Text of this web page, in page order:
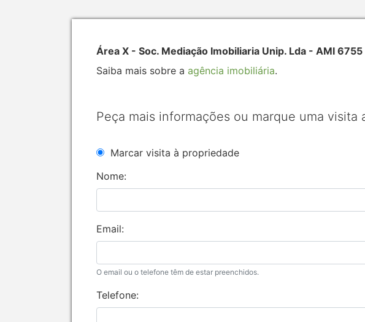
Área X - Soc. Mediação Imobiliaria Unip. Lda - AMI 6755
Saiba mais sobre a agência imobiliária.
Peça mais informações ou marque uma visita
Marcar visita à propriedade
Nome:
Email:
O email ou o telefone têm de estar preenchidos.
Telefone: